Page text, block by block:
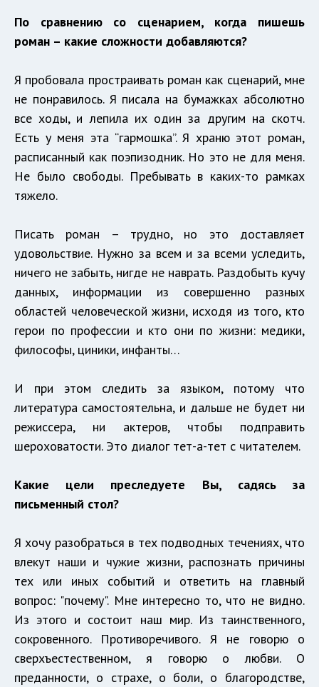
По сравнению со сценарием, когда пишешь
роман – какие сложности добавляются?
Я пробовала простраивать роман как сценарий, мне
не понравилось. Я писала на бумажках абсолютно
все ходы, и лепила их один за другим на скотч.
Есть у меня эта “гармошка”. Я храню этот роман,
расписанный как поэпизодник. Но это не для меня.
Не было свободы. Пребывать в каких-то рамках
тяжело.
Писать роман – трудно, но это доставляет
удовольствие. Нужно за всем и за всеми уследить,
ничего не забыть, нигде не наврать. Раздобыть кучу
данных, информации из совершенно разных
областей человеческой жизни, исходя из того, кто
герои по профессии и кто они по жизни: медики,
философы, циники, инфанты…
И при этом следить за языком, потому что
литература самостоятельна, и дальше не будет ни
режиссера, ни актеров, чтобы подправить
шероховатости. Это диалог тет-а-тет с читателем.
Какие цели преследуете Вы, садясь за
письменный стол?
Я хочу разобраться в тех подводных течениях, что
влекут наши и чужие жизни, распознать причины
тех или иных событий и ответить на главный
вопрос: "почему". Мне интересно то, что не видно.
Из этого и состоит наш мир. Из таинственного,
сокровенного. Противоречивого. Я не говорю о
сверхъестественном, я говорю о любви. О
преданности, о страхе, о боли, о благородстве,